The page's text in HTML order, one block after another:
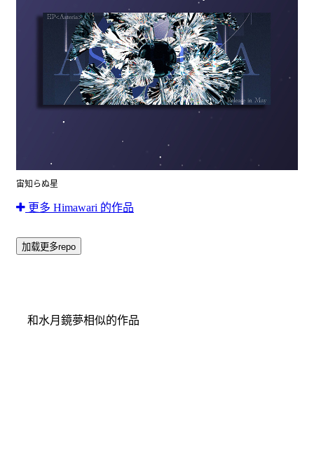
宙知らぬ星
更多 Himawari 的作品
加载更多repo
和水月鏡夢相似的作品